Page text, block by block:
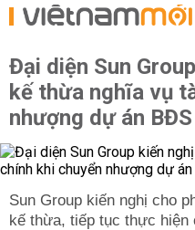
Đại diện Sun
kế thừa nghĩa vụ
nhượng dự án BĐS
Sun Group kiến nghị cho
kế thừa, tiếp tục thực hiện